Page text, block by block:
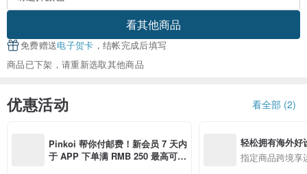
看其他商品
免费赠送电子贺卡 ，结帐完成后填写
商品已下架，请重新选取其他商品
优惠活动 看全部 (2)
Pinkoi 帮你付邮费！新会员 7 天内
于 APP 下单满 RMB 250 最高可折
轻松拥有海外好
指定商品跨境享